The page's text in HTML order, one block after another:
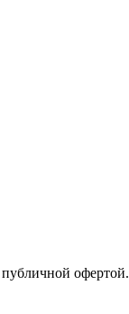
офертой.